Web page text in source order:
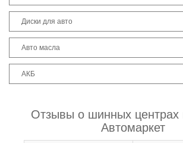
Диски для авто
Авто масла
АКБ
Отзывы о шинных центрах
Автомаркет